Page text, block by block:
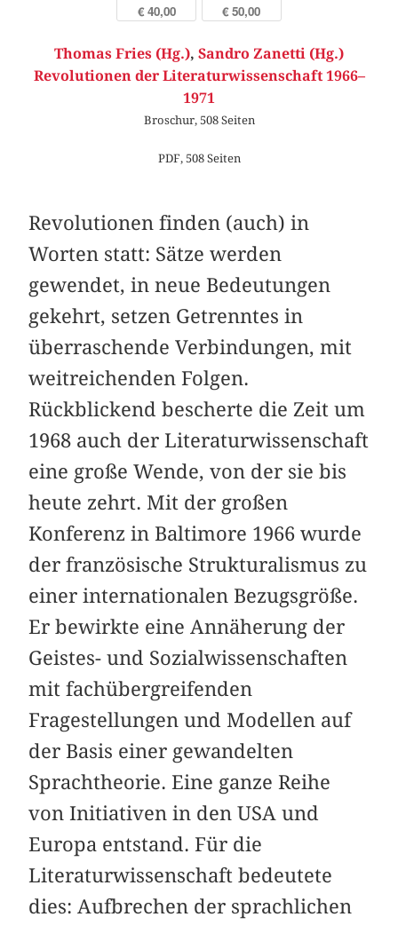
€ 40,00 € 50,00
Thomas Fries (Hg.), Sandro Zanetti (Hg.)
Revolutionen der Literaturwissenschaft 1966–
1971
Broschur, 508 Seiten
PDF, 508 Seiten
Revolutionen finden (auch) in
Worten statt: Sätze werden
gewendet, in neue Bedeutungen
gekehrt, setzen Getrenntes in
überraschende Verbindungen, mit
weitreichenden Folgen.
Rückblickend bescherte die Zeit um
1968 auch der Literaturwissenschaft
eine große Wende, von der sie bis
heute zehrt. Mit der großen
Konferenz in Baltimore 1966 wurde
der französische Strukturalismus zu
einer internationalen Bezugsgröße.
Er bewirkte eine Annäherung der
Geistes- und Sozialwissenschaften
mit fachübergreifenden
Fragestellungen und Modellen auf
der Basis einer gewandelten
Sprachtheorie. Eine ganze Reihe
von Initiativen in den USA und
Europa entstand. Für die
Literaturwissenschaft bedeutete
dies: Aufbrechen der sprachlichen